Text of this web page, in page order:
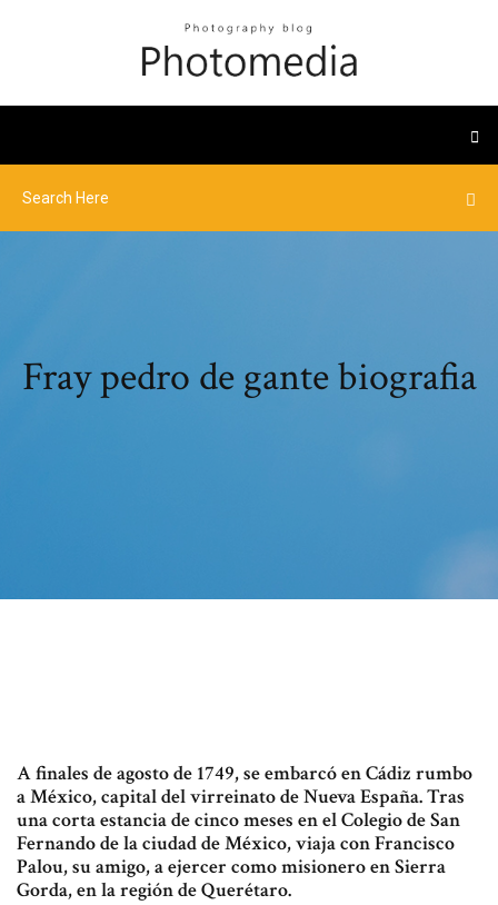
Fray pedro de gante biografia
A finales de agosto de 1749, se embarcó en Cádiz rumbo
a México, capital del virreinato de Nueva España. Tras
una corta estancia de cinco meses en el Colegio de San
Fernando de la ciudad de México, viaja con Francisco
Palou, su amigo, a ejercer como misionero en Sierra
Gorda, en la región de Querétaro.